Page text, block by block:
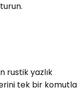
rustik yazlık
tek bir komutla